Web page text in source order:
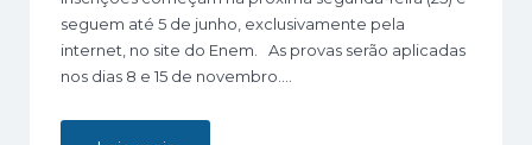
seguem até 5 de junho, exclusivamente pela
internet, no site do Enem. As provas serão aplicadas
nos dias 8 e 15 de novembro.…